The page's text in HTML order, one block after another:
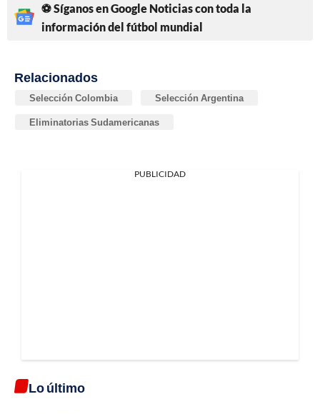
⚽ Síganos en Google Noticias con toda la
información del fútbol mundial
Relacionados
Selección Colombia Selección Argentina
Eliminatorias Sudamericanas
PUBLICIDAD
Lo último